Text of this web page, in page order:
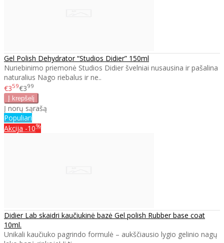
Gel Polish Dehydrator “Studios Didier” 150ml
Nuriebinimo priemonė Studios Didier švelniai nusausina ir pašalina
naturalius Nago riebalus ir ne..
€359€399
Į norų sąrašą
Populiari
Akcija -10%
Didier Lab skaidri kaučiukinė bazė Gel polish Rubber base coat
10ml.
Unikali kaučiuko pagrindo formulė – aukščiausio lygio gelinio nagų